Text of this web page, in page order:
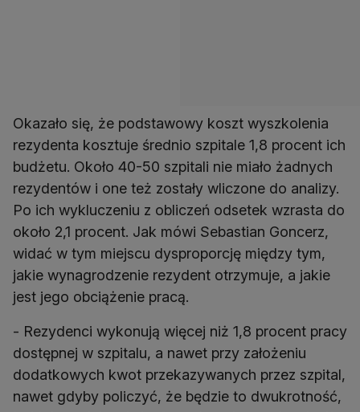
Okazało się, że podstawowy koszt wyszkolenia
rezydenta kosztuje średnio szpitale 1,8 procent ich
budżetu. Około 40-50 szpitali nie miało żadnych
rezydentów i one też zostały wliczone do analizy.
Po ich wykluczeniu z obliczeń odsetek wzrasta do
około 2,1 procent. Jak mówi Sebastian Goncerz,
widać w tym miejscu dysproporcję między tym,
jakie wynagrodzenie rezydent otrzymuje, a jakie
jest jego obciążenie pracą.
- Rezydenci wykonują więcej niż 1,8 procent pracy
dostępnej w szpitalu, a nawet przy założeniu
dodatkowych kwot przekazywanych przez szpital,
nawet gdyby policzyć, że będzie to dwukrotność,